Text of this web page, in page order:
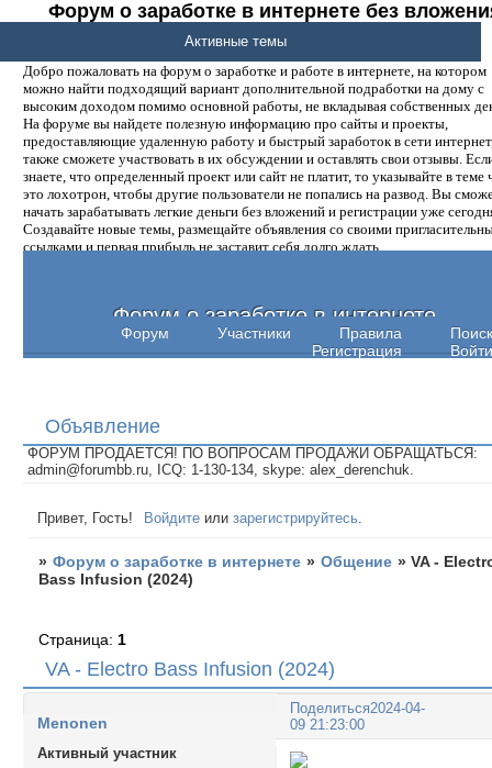
Форум о заработке в интернете без
денег.
Добро пожаловать на форум о заработке и работе в интернете, на котором
можно найти подходящий вариант дополнительной подработки на дому с
высоким доходом помимо основной работы, не вкладывая собственных
На форуме вы найдете полезную информацию про сайты и проекты,
предоставляющие удаленную работу и быстрый заработок в сети
также сможете участвовать в их обсуждении и оставлять свои отзывы.
знаете, что определенный проект или сайт не платит, то указывайте в теме
это лохотрон, чтобы другие пользователи не попались на развод. Вы
начать зарабатывать легкие деньги без вложений и регистрации уже
Создавайте новые темы, размещайте объявления со своими
ссылками и первая прибыль не заставит себя долго ждать.
Форум о заработке в интернете
Форум Участники Правила
Поиск
Регистрация
Войти
Активные темы
Объявление
ФОРУМ ПРОДАЕТСЯ! ПО ВОПРОСАМ ПРОДАЖИ ОБРАЩАТЬСЯ:
admin@forumbb.ru, ICQ: 1-130-134, skype: alex_derenchuk.
Привет, Гость! Войдите илизарегистрируйтесь
» Форум о заработке в интернете » Общение »VA -
Bass Infusion (2024)
VA - Electro Bass Infusion (2024)
Страница: 1
Поделиться2024-04-
09 21:23:00
Menonen
Активный участник